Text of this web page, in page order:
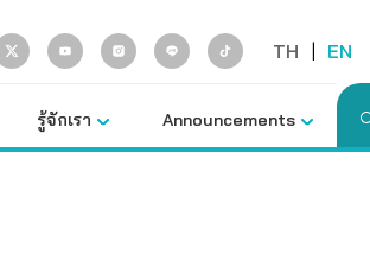
TH | EN
รู้จักเรา Announcements